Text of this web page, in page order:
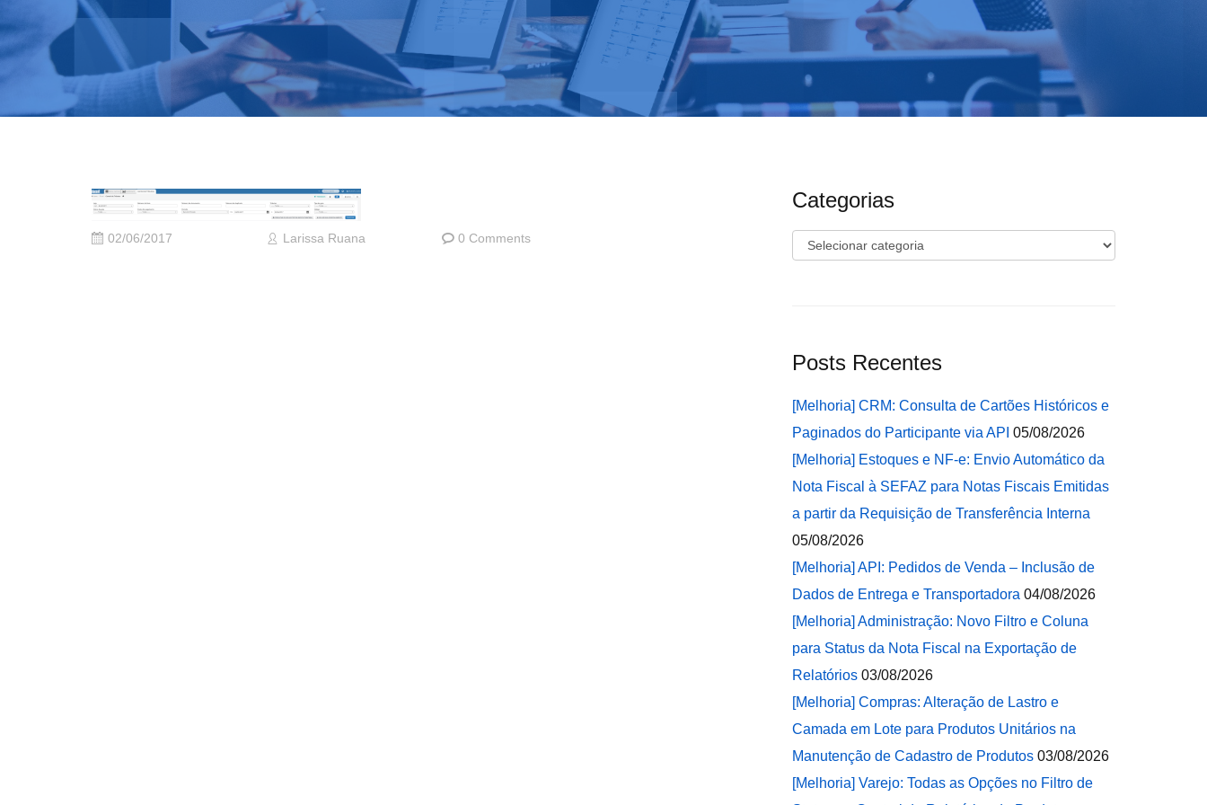
02/06/2017 Larissa Ruana 0 Comments
Categorias
Categorias
Posts Recentes
[Melhoria] CRM: Consulta de Cartões Históricos e
Paginados do Participante via API 05/08/2026
[Melhoria] Estoques e NF-e: Envio Automático da
Nota Fiscal à SEFAZ para Notas Fiscais Emitidas
a partir da Requisição de Transferência Interna
05/08/2026
[Melhoria] API: Pedidos de Venda – Inclusão de
Dados de Entrega e Transportadora 04/08/2026
[Melhoria] Administração: Novo Filtro e Coluna
para Status da Nota Fiscal na Exportação de
Relatórios 03/08/2026
[Melhoria] Compras: Alteração de Lastro e
Camada em Lote para Produtos Unitários na
Manutenção de Cadastro de Produtos 03/08/2026
[Melhoria] Varejo: Todas as Opções no Filtro de